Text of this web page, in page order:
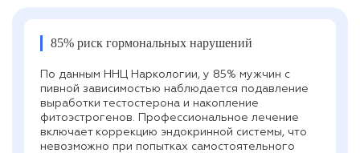
85% риск гормональных нарушений
По данным ННЦ Наркологии, у 85% мужчин с
пивной зависимостью наблюдается подавление
выработки тестостерона и накопление
фитоэстрогенов. Профессиональное лечение
включает коррекцию эндокринной системы, что
невозможно при попытках самостоятельного